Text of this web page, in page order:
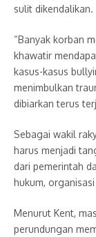
sulit dikendalikan.
“Banyak korban
khawatir
kasus-kasus
menimbulkan
dibiarkan terus
Sebagai wakil
harus menjadi
dari pemerintah
hukum,
Menurut Kent,
perundungan